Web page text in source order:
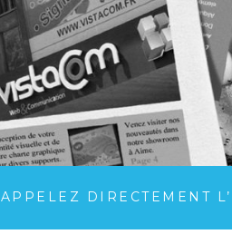
APPELEZ DIRECTEMENT